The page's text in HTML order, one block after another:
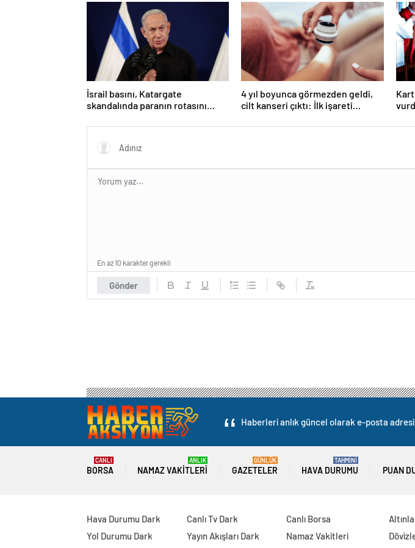
İsrail basını, Katargate
skandalında paranın rotasını
4 yıl boyunca görmezden geldi,
cilt kanseri çıktı: İlk işareti
Gönder
En az 10 karakter gerekli
Haberleri anlık güncel olarak e-posta
BORSA
CANLI
NAMAZ VAKITLERI
ANLIK
GAZETELER
GÜNLÜK
HAVA DURUMU
TAHMİNİ
PUAN
Hava Durumu Dark
Yol Durumu Dark
Canlı Tv Dark
Yayın Akışları Dark
Canlı Borsa
Namaz Vakitleri